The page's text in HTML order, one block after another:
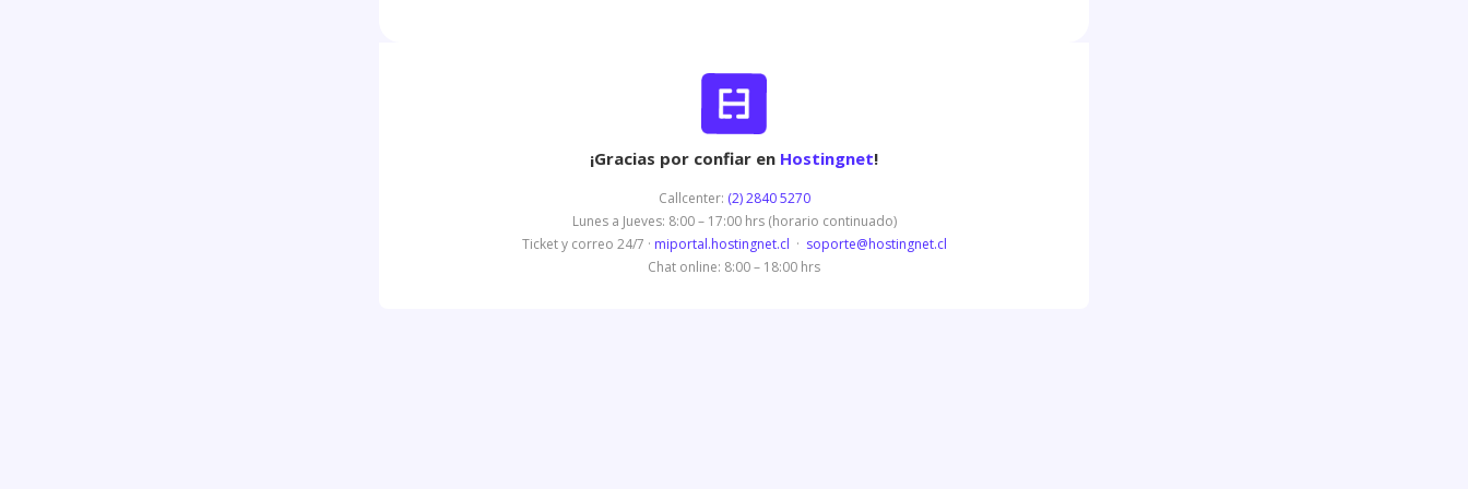
¡Gracias por confiar en Hostingnet!
Callcenter: (2) 2840 5270
Lunes a Jueves: 8:00 – 17:00 hrs (horario continuado)
Ticket y correo 24/7 · miportal.hostingnet.cl · soporte@hostingnet.cl
Chat online: 8:00 – 18:00 hrs